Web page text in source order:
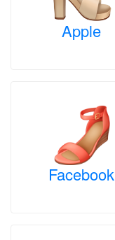
Apple
Facebook